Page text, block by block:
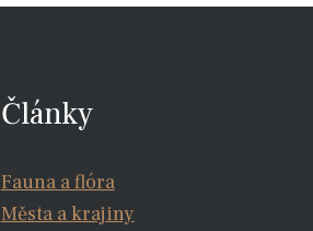
Články
Fauna a flóra
Města a krajiny